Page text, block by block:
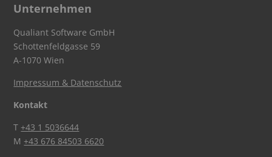
Unternehmen
Qualiant Software GmbH
Schottenfeldgasse 59
A-1070 Wien
Impressum & Datenschutz
Kontakt
T+43 1 5036644
M+43 676 84503 6620